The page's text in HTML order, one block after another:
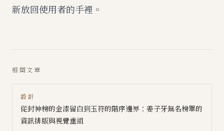
新放回使用者的手裡。
相關文章
設計
從封神榜的金漆留白到玉符的階序邊界：姜子牙無名榜單的
資訊排版與視覺重組